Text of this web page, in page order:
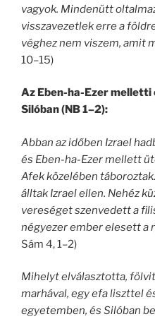
vagyok. Mindenütt
visszavezetlek erre a
véghez nem viszem, amit
10–15)
Az Eben-ha-Ezer melletti
Silóban (NB 1–2):
Abban az időben Izrael
és Eben-ha-Ezer mellett
Afek közelében
álltak Izrael ellen. Nehéz
vereséget szenvedett a
négyezer ember elesett a
Sám 4, 1–2)
Mihelyt elválasztotta,
marhával, egy efa liszttel
egyetemben, és Silóban